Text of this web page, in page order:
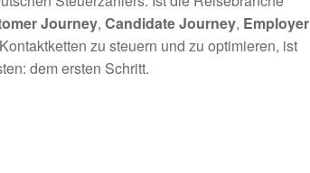
Journey, Candidate Journey, Employer
zu steuern und zu optimieren, ist
dem ersten Schritt.